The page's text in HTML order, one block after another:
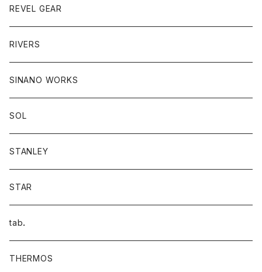
REVEL GEAR
RIVERS
SINANO WORKS
SOL
STANLEY
STAR
tab．
THERMOS